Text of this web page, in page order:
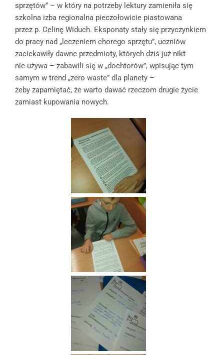
sprzętów” – w który na potrzeby lektury zamieniła się
szkolna izba regionalna pieczołowicie piastowana
przez p. Celinę Widuch. Eksponaty stały się przyczynkiem
do pracy nad „leczeniem chorego sprzętu”, uczniów
zaciekawiły dawne przedmioty, których dziś już nikt
nie używa – zabawili się w „dochtorów”, wpisując tym
samym w trend „zero waste” dla planety –
żeby zapamiętać, że warto dawać rzeczom drugie życie
zamiast kupowania nowych.